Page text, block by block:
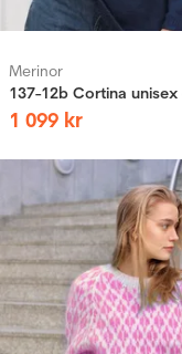
Merinor
1 099 kr